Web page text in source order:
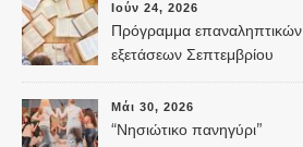
Ιούν 24, 2026
Πρόγραμμα επαναληπτικών
εξετάσεων Σεπτεμβρίου
2026
Μάι 30, 2026
“Νησιώτικο πανηγύρι”